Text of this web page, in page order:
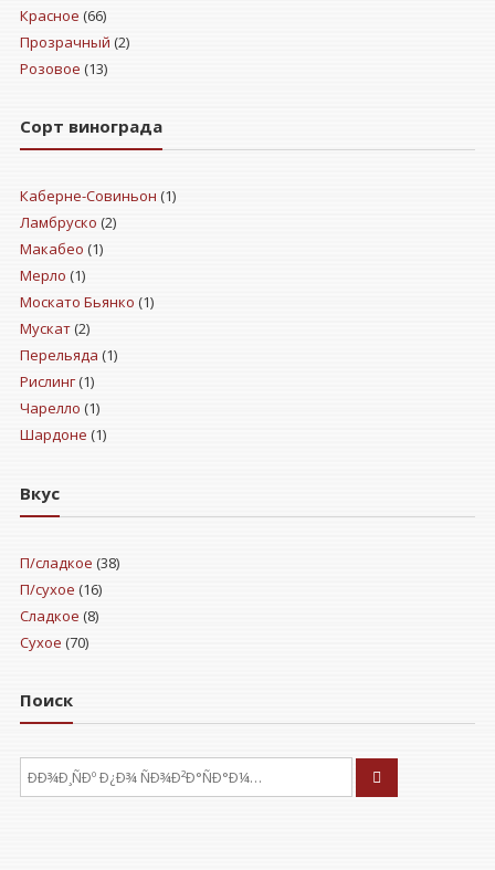
Красное (66)
Прозрачный (2)
Розовое (13)
Сорт винограда
Каберне-Совиньон (1)
Ламбруско (2)
Макабео (1)
Мерло (1)
Москато Бьянко (1)
Мускат(2)
Перельяда (1)
Рислинг(1)
Чарелло (1)
Шардоне (1)
Вкус
П/сладкое (38)
П/сухое (16)
Сладкое (8)
Сухое (70)
Поиск
ÐÑÐºÐ°ÑÑ: